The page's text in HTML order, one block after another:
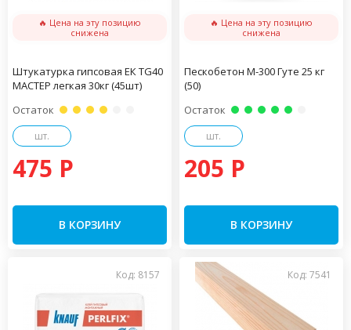
🔥 Цена на эту позицию
снижена
Штукатурка гипсовая ЕК TG40
МАСТЕР легкая 30кг (45шт)
Остаток
шт.
475 P
В КОРЗИНУ
🔥 Цена на эту позицию
снижена
Пескобетон М-300 Гуте 25 кг
(50)
Остаток
шт.
205 P
В КОРЗИНУ
Код: 8157 Код: 7541